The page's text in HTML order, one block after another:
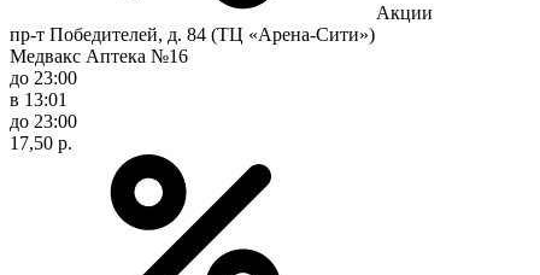
Акции
пр-т Победителей, д. 84 (ТЦ «Арена-Сити»)
Медвакс Аптека №16
до 23:00
в 13:01
до 23:00
17,50 р.